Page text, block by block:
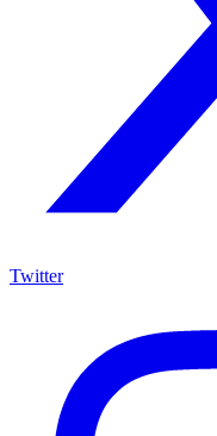
Twitter